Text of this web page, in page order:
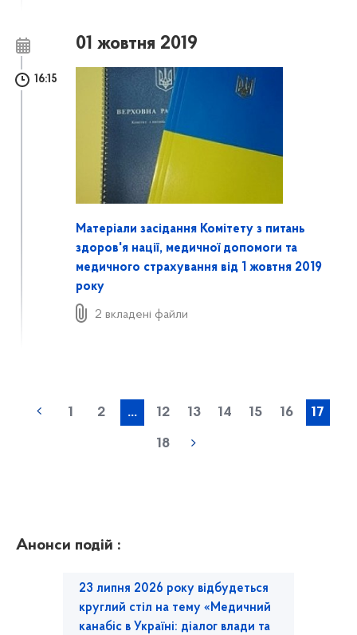
01 жовтня 2019
16:15
Матеріали засідання Комітету з питань
здоров'я нації, медичної допомоги та
медичного страхування від 1 жовтня 2019
року
2 вкладені файли
1 2 ... 12 13 14 15 16 17
18
Анонси подій :
23 липня 2026 року відбудеться
круглий стіл на тему «Медичний
канабіс в Україні: діалог влади та